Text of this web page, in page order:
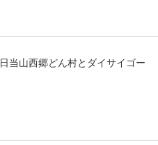
日当山西郷どん村とダイサイゴー